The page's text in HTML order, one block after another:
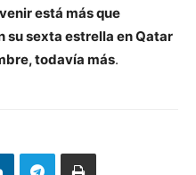
está más que
su sexta estrella en Qatar
todavía más.